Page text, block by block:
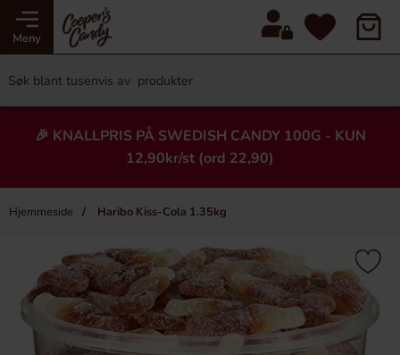
Meny
🎉 KNALLPRIS PÅ SWEDISH CANDY 100G - KUN
12,90kr/st (ord 22,90)
Hjemmeside Haribo Kiss-Cola 1.35kg
Heading
×